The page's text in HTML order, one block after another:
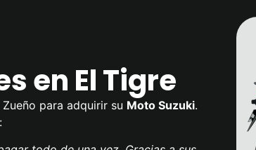
en El Tigre
para adquirir su Moto Suzuki.